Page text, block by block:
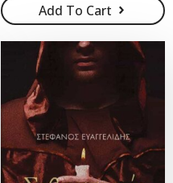
Add To Cart